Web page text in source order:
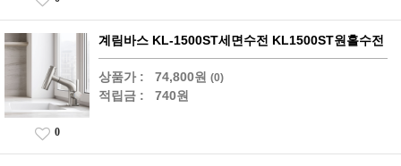
계림바스 KL-1500ST세면수전 KL1500ST원홀수전
상품가 : 74,800원 (0)
적립금 : 740원
0